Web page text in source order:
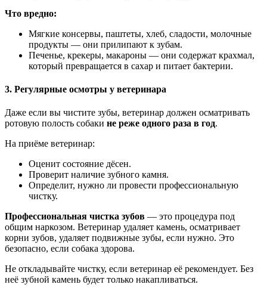
Что вредно:
Мягкие консервы, паштеты, хлеб, сладости, молочные
продукты — они прилипают к зубам.
Печенье, крекеры, макароны — они содержат крахмал,
который превращается в сахар и питает бактерии.
3. Регулярные осмотры у ветеринара
Даже если вы чистите зубы, ветеринар должен осматривать
ротовую полость собаки не реже одного раза в год.
На приёме ветеринар:
Оценит состояние дёсен.
Проверит наличие зубного камня.
Определит, нужно ли провести профессиональную
чистку.
Профессиональная чистка зубов — это процедура под
общим наркозом. Ветеринар удаляет камень, осматривает
корни зубов, удаляет подвижные зубы, если нужно. Это
безопасно, если собака здорова.
Не откладывайте чистку, если ветеринар её рекомендует. Без
неё зубной камень будет только накапливаться.